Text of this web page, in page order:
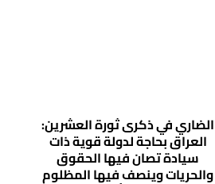
الضاري في ذكرى ثورة العشرين:
العراق بحاجة لدولة قوية ذات
سيادة تصان فيها الحقوق
والحريات وينصف فيها المظلوم